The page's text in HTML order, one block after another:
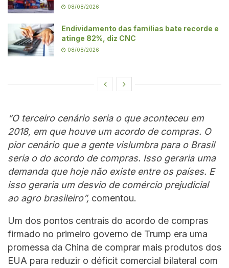
08/08/2026
Endividamento das famílias bate recorde e
atinge 82%, diz CNC
08/08/2026
“O terceiro cenário seria o que aconteceu em
2018, em que houve um acordo de compras. O
pior cenário que a gente vislumbra para o Brasil
seria o do acordo de compras. Isso geraria uma
demanda que hoje não existe entre os países. E
isso geraria um desvio de comércio prejudicial
ao agro brasileiro”, comentou.
Um dos pontos centrais do acordo de compras
firmado no primeiro governo de Trump era uma
promessa da China de comprar mais produtos dos
EUA para reduzir o déficit comercial bilateral com